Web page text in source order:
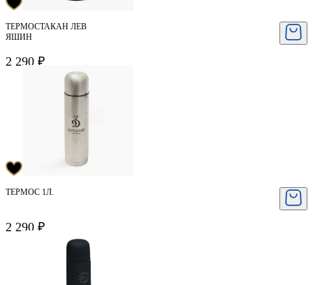
ТЕРМОСТАКАН ЛЕВ
ЯШИН
2 290 ₽
ТЕРМОС 1Л.
2 290 ₽